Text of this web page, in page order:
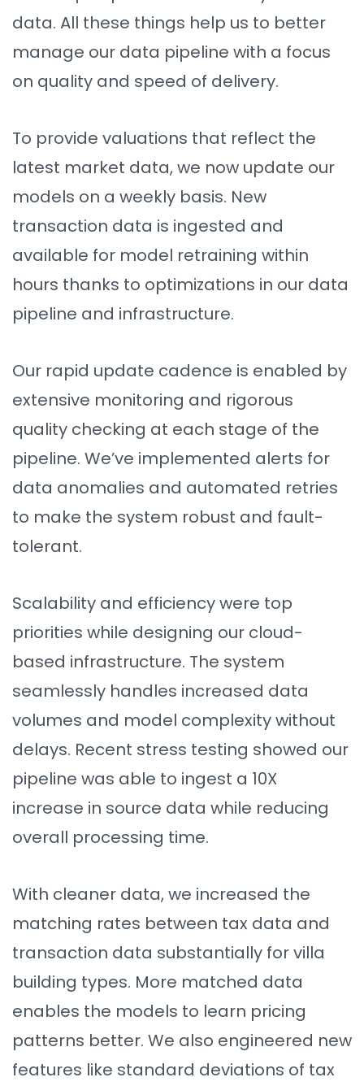
data. All these things help us to better
manage our data pipeline with a focus
on quality and speed of delivery.
To provide valuations that reflect the
latest market data, we now update our
models on a weekly basis. New
transaction data is ingested and
available for model retraining within
hours thanks to optimizations in our data
pipeline and infrastructure.
Our rapid update cadence is enabled by
extensive monitoring and rigorous
quality checking at each stage of the
pipeline. We’ve implemented alerts for
data anomalies and automated retries
to make the system robust and fault-
tolerant.
Scalability and efficiency were top
priorities while designing our cloud-
based infrastructure. The system
seamlessly handles increased data
volumes and model complexity without
delays. Recent stress testing showed our
pipeline was able to ingest a 10X
increase in source data while reducing
overall processing time.
With cleaner data, we increased the
matching rates between tax data and
transaction data substantially for villa
building types. More matched data
enables the models to learn pricing
patterns better. We also engineered new
features like standard deviations of tax